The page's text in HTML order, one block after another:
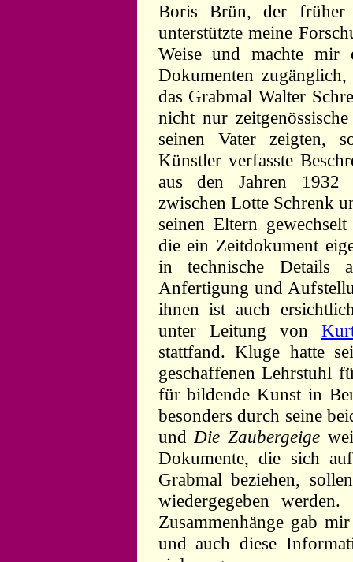
Boris Brün, der früher
unterstützte meine
Weise und machte mir
Dokumenten
das Grabmal Walter
nicht nur
seinen Vater zeigten,
Künstler verfasste
aus den Jahren
zwischen Lotte Schrenk
seinen Eltern
die ein Zeitdokument
in technische Details
Anfertigung und
ihnen ist auch
unter Leitung von
stattfand. Kluge hatte
geschaffenen Lehrstuhl
für bildende Kunst in
besonders durch seine
und Die Zaubergeige
Dokumente, die sich
Grabmal beziehen,
wiedergegeben
Zusammenhänge gab
und auch diese